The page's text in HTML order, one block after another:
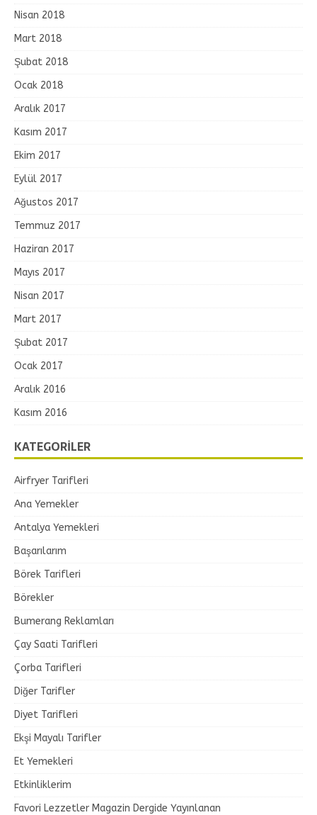
Nisan 2018
Mart 2018
Şubat 2018
Ocak 2018
Aralık 2017
Kasım 2017
Ekim 2017
Eylül 2017
Ağustos 2017
Temmuz 2017
Haziran 2017
Mayıs 2017
Nisan 2017
Mart 2017
Şubat 2017
Ocak 2017
Aralık 2016
Kasım 2016
KATEGORILER
Airfryer Tarifleri
Ana Yemekler
Antalya Yemekleri
Başarılarım
Börek Tarifleri
Börekler
Bumerang Reklamları
Çay Saati Tarifleri
Çorba Tarifleri
Diğer Tarifler
Diyet Tarifleri
Ekşi Mayalı Tarifler
Et Yemekleri
Etkinliklerim
Favori Lezzetler Magazin Dergide Yayınlanan